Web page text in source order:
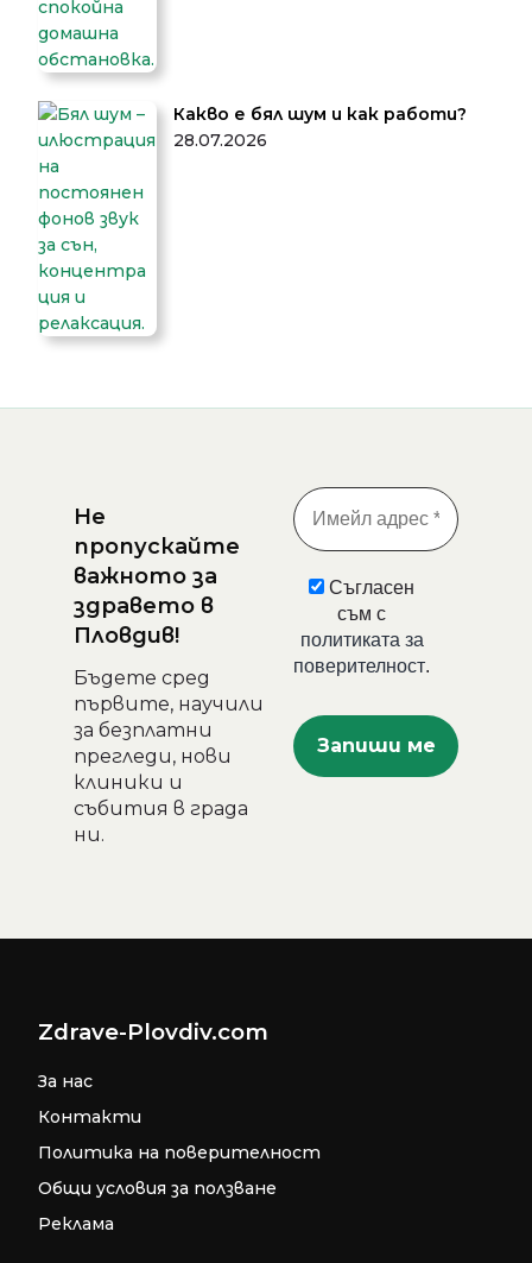
Какво е бял шум и как работи?
28.07.2026
Не
пропускайте
важното за
здравето в
Пловдив!
Бъдете сред
първите, научили
за безплатни
прегледи, нови
клиники и
събития в града
ни.
Съгласен
съм с
политиката за
поверителност.
Zdrave-Plovdiv.com
За нас
Контакти
Политика на поверителност
Общи условия за ползване
Реклама